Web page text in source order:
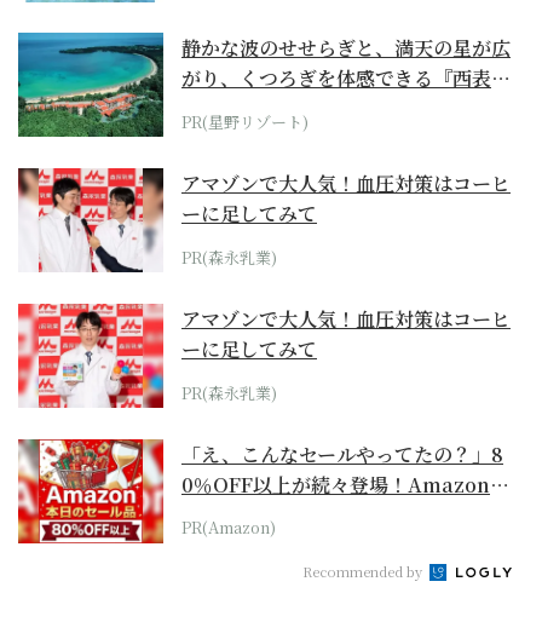
静かな波のせせらぎと、満天の星が広
がり、くつろぎを体感できる『西表島
ホテル by...
PR(星野リゾート)
アマゾンで大人気！血圧対策はコーヒ
ーに足してみて
PR(森永乳業)
アマゾンで大人気！血圧対策はコーヒ
ーに足してみて
PR(森永乳業)
「え、こんなセールやってたの？」8
0％OFF以上が続々登場！Amazonの
本気が...
PR(Amazon)
Recommended by